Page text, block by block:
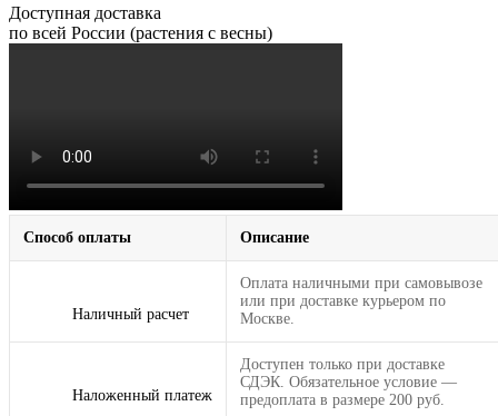
Доступная доставка
по всей России (растения с весны)
Способ оплаты Описание
Наличный расчет
Оплата наличными при самовывозе
или при доставке курьером по
Москве.
Наложенный платеж
Доступен только при доставке
СДЭК. Обязательное условие —
предоплата в размере 200 руб.